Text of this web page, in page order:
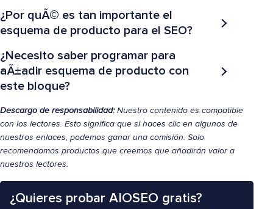
¿Por quÃ© es tan importante el
esquema de producto para el SEO?
¿Necesito saber programar para
aÃ±adir esquema de producto con
este bloque?
Descargo de responsabilidad:Nuestro contenido es compatible
con los lectores. Esto significa que si haces clic en algunos de
nuestros enlaces, podemos ganar una comisión. Solo
recomendamos productos que creemos que añadirán valor a
nuestros lectores.
¿Quieres probar AIOSEO gratis?